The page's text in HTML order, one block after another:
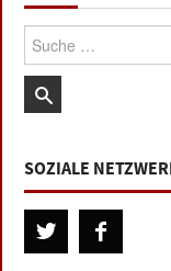
Suche:
SOZIALE